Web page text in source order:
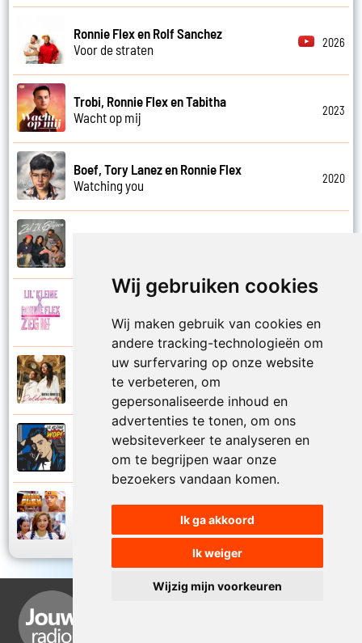
Wij gebruiken cookies
Wij maken gebruik van cookies en
andere tracking-technologieën om
uw surfervaring op onze website
te verbeteren, om
gepersonaliseerde inhoud en
advertenties te tonen, om ons
websiteverkeer te analyseren en
om te begrijpen waar onze
bezoekers vandaan komen.
Ik ga akkoord
Ik weiger
Wijzig mijn voorkeuren
Ronnie Flex en Rolf Sanchez
Voor de straten
2026
Trobi, Ronnie Flex en Tabitha
Wacht op mij
2023
Boef, Tory Lanez en Ronnie Flex
Watching you
2020
Zeg dat niet
Tabitha en Ronnie Flex
Zeldzaam
Lil Kleine en Ronnie Flex
Zonder reden
Ronnie Flex en Mr. Polska